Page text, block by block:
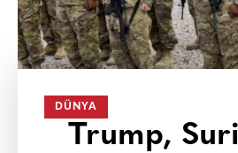
DÜNYA
Trump,